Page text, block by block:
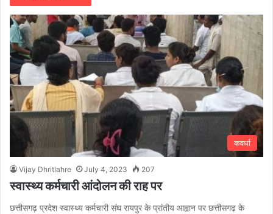
कवर्धा
Vijay Dhritlahre July 4, 2023 207
स्वास्थ्य कर्मचारी आंदोलन की राह पर
छत्तीसगढ़ प्रदेश स्वास्थ्य कर्मचारी संघ रायपुर के प्रांतीय आह्वान पर छत्तीसगढ़ के